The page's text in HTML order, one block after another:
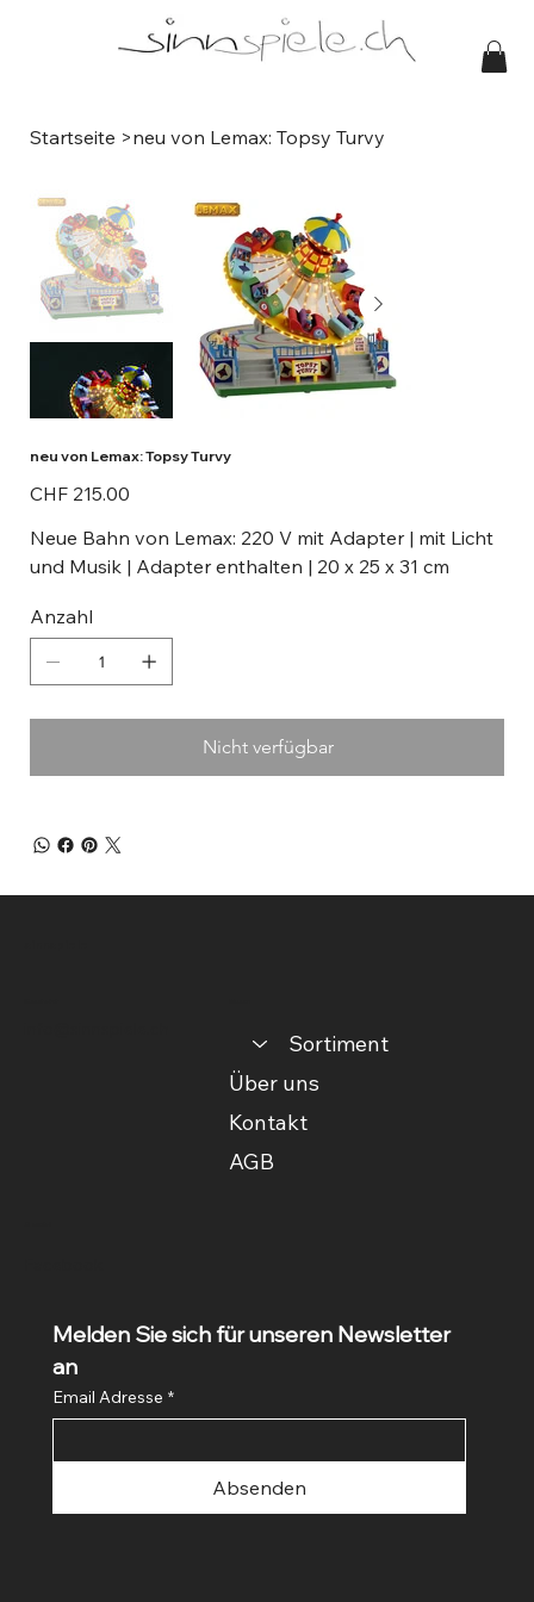
Startseite >neu von Lemax: Topsy Turvy
neu von Lemax: Topsy Turvy
Preis
CHF 215.00
Neue Bahn von Lemax: 220 V mit Adapter | mit Licht
und Musik | Adapter enthalten | 20 x 25 x 31 cm
Anzahl
Nicht verfügbar
Sortiment
Über uns
Kontakt
AGB
Melden Sie sich für unseren Newsletter
an
Email Adresse *
Absenden